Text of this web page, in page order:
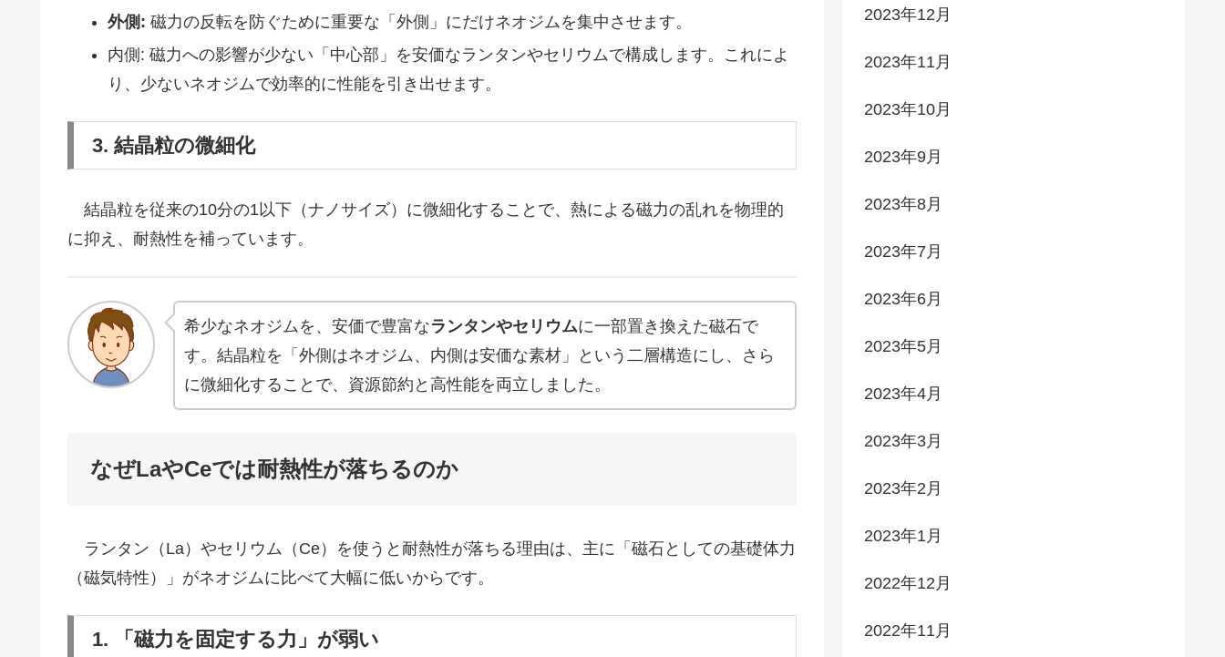
外側: 磁力の反転を防ぐために重要な「外側」にだけネオジムを集中させます。
内側: 磁力への影響が少ない「中心部」を安価なランタンやセリウムで構成します。これによ
り、少ないネオジムで効率的に性能を引き出せます。
3. 結晶粒の微細化
結晶粒を従来の10分の1以下（ナノサイズ）に微細化することで、熱による磁力の乱れを物理的
に抑え、耐熱性を補っています。
希少なネオジムを、安価で豊富なランタンやセリウムに一部置き換えた磁石で
す。結晶粒を「外側はネオジム、内側は安価な素材」という二層構造にし、さら
に微細化することで、資源節約と高性能を両立しました。
なぜLaやCeでは耐熱性が落ちるのか
ランタン（La）やセリウム（Ce）を使うと耐熱性が落ちる理由は、主に「磁石としての基礎体力
（磁気特性）」がネオジムに比べて大幅に低いからです。
1. 「磁力を固定する力」が弱い
2023年12月
2023年11月
2023年10月
2023年9月
2023年8月
2023年7月
2023年6月
2023年5月
2023年4月
2023年3月
2023年2月
2023年1月
2022年12月
2022年11月